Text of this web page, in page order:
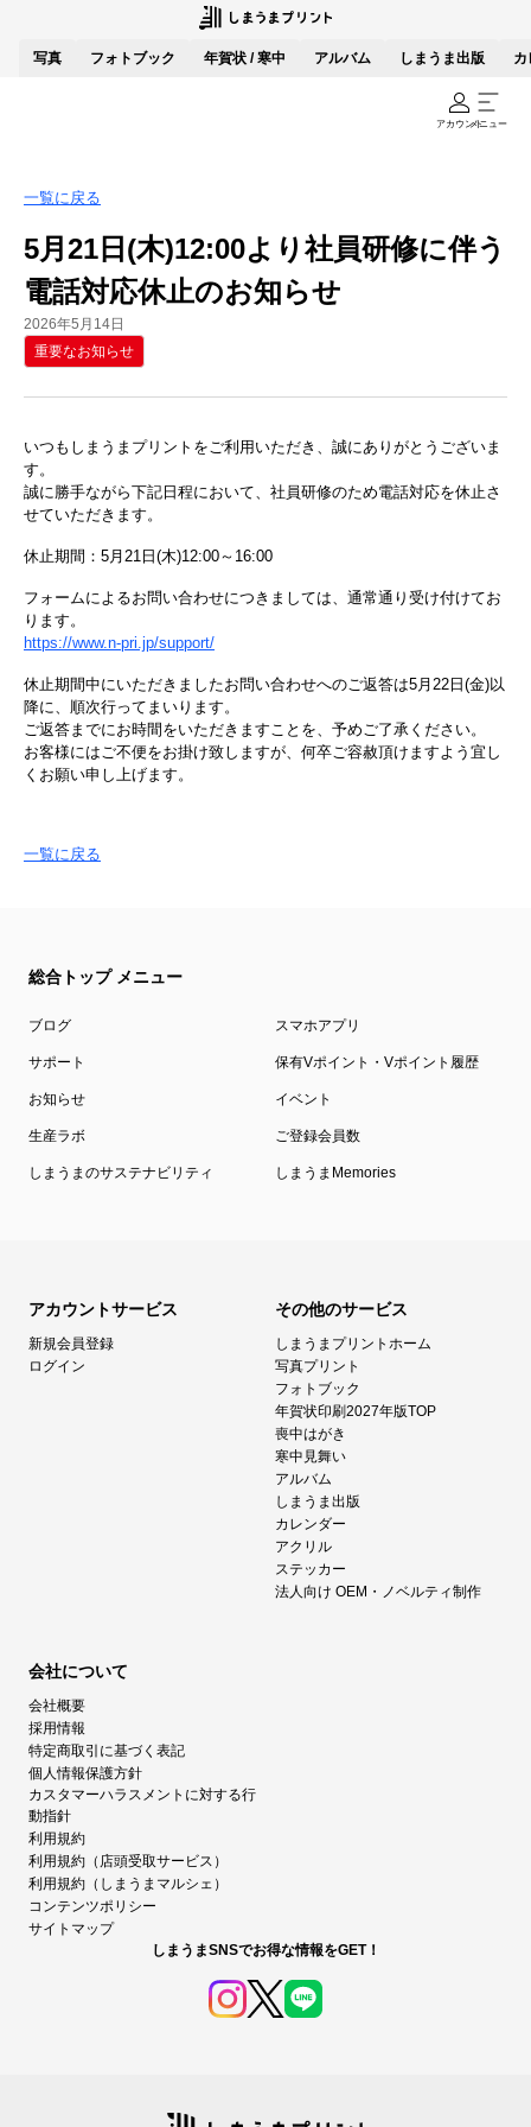
写真 フォトブック 年賀状 / 寒中 アルバム しまうま出版 カ
アカウントメニュー
一覧に戻る
5月21日(木)12:00より社員研修に伴う
電話対応休止のお知らせ
2026年5月14日
重要なお知らせ
いつもしまうまプリントをご利用いただき、誠にありがとうございま
す。
誠に勝手ながら下記日程において、社員研修のため電話対応を休止さ
せていただきます。
休止期間：5月21日(木)12:00～16:00
フォームによるお問い合わせにつきましては、通常通り受け付けてお
ります。
https://www.n-pri.jp/support/
休止期間中にいただきましたお問い合わせへのご返答は5月22日(金)以
降に、順次行ってまいります。
ご返答までにお時間をいただきますことを、予めご了承ください。
お客様にはご不便をお掛け致しますが、何卒ご容赦頂けますよう宜し
くお願い申し上げます。
一覧に戻る
総合トップ メニュー
ブログ スマホアプリ
サポート 保有Vポイント・Vポイント履歴
お知らせ イベント
生産ラボ ご登録会員数
しまうまのサステナビリティ しまうまMemories
アカウントサービス
新規会員登録
ログイン
その他のサービス
しまうまプリントホーム
写真プリント
フォトブック
年賀状印刷2027年版TOP
喪中はがき
寒中見舞い
アルバム
しまうま出版
カレンダー
アクリル
ステッカー
法人向け OEM・ノベルティ制作
会社について
会社概要
採用情報
特定商取引に基づく表記
個人情報保護方針
カスタマーハラスメントに対する行
動指針
利用規約
利用規約（店頭受取サービス）
利用規約（しまうまマルシェ）
コンテンツポリシー
サイトマップ
しまうまSNSでお得な情報をGET！